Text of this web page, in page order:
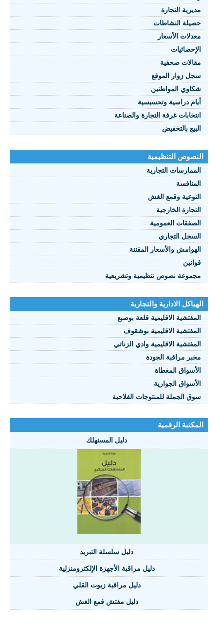
النصوص 2021
FRANÇAIS
مديرية التجارة
حصيلة النشاطات
معدلات الأسعار
الإحصائيات
مقالات صحفية
سجل زوار الموقع
شكاوي المواطنين
أيام دراسية وتحسيسية
انتخابات غرفة التجارة والصناعة
البيع بالتخفيض
النصوص التنظيمية
الممارسات التجارية
المنافسة
النوعية وقمع الغش
التجارة الخارجية
الصفقات العمومية
السجل التجاري
الهوامش والأسعار المقننة
قوانين
مجموعة نصوص تنظيمية وتشريعية
الهياكل الادارية والتجارية
المفتشية الاقليمية قلعة بوصبع
المفتشية الاقليمية بوشقوف
المفتشية الاقليمية وادي الزناتي
مخبر مراقبة الجودة
الأسواق المغطاة
الأسواق الجوارية
سوق الجملة للمنتوجات الفلاحية
المكتبة الرقمية
دليل المستهلك
دليل سلسلة التبريد
دليل مراقبة الأجهزة الإلكترومنزلية
دليل مراقبة زيوت القلي
دليل مفتش قمع الغش